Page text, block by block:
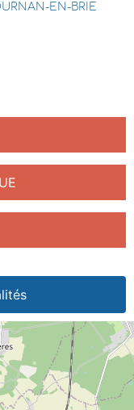
EN-BRIE